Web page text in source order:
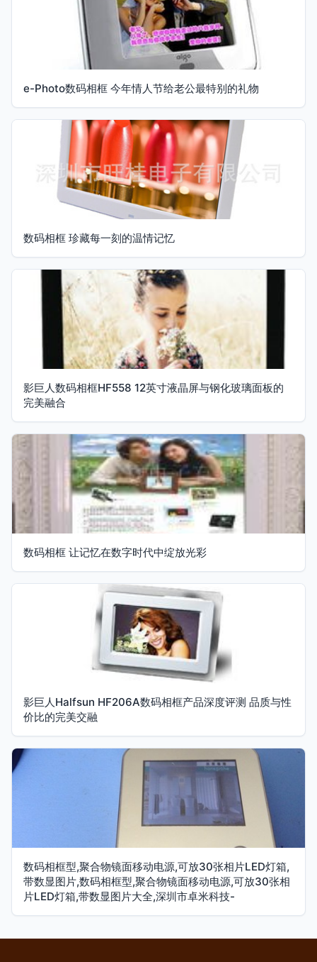
e-Photo数码相框 今年情人节给老公最特别的礼物
数码相框 珍藏每一刻的温情记忆
影巨人数码相框HF558 12英寸液晶屏与钢化玻璃面板的
完美融合
数码相框 让记忆在数字时代中绽放光彩
影巨人Halfsun HF206A数码相框产品深度评测 品质与性
价比的完美交融
数码相框型,聚合物镜面移动电源,可放30张相片LED灯箱,
带数显图片,数码相框型,聚合物镜面移动电源,可放30张相
片LED灯箱,带数显图片大全,深圳市卓米科技-